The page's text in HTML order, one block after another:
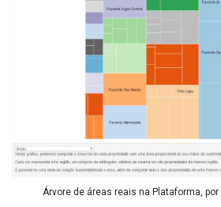
Árvore de áreas reais na Plataforma,